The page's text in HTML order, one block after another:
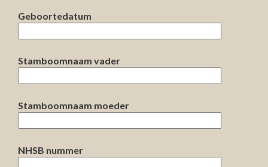
Geboortedatum
Stamboomnaam vader
Stamboomnaam moeder
NHSB nummer